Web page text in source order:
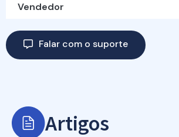
Vendedor
Falar com o suporte
Artigos